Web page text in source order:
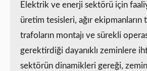
Elektrik ve enerji sektörü için
üretim tesisleri, ağır ekipmanların
trafoların montajı ve sürekli
gerektirdiği dayanıklı zeminlere
sektörün dinamikleri gereği,